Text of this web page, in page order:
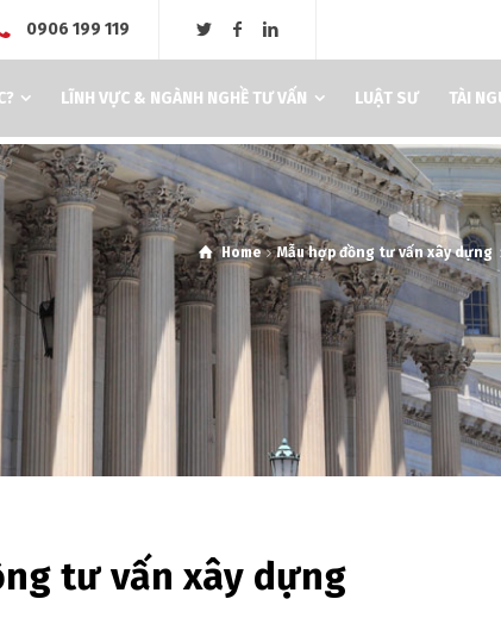
0906 199 119
LĨNH VỰC & NGÀNH NGHỀ TƯ VẤN LUẬT SƯ TÀI
Home Mẫu hợp đồng tư vấn xây dựng
tư vấn xây dựng